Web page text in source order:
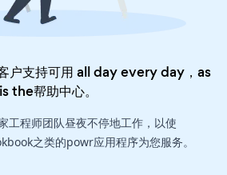
支持可用 all day every day，as
is the帮助中心。
工程师团队昼夜不停地工作，以使
之类的powr应用程序为您服务。